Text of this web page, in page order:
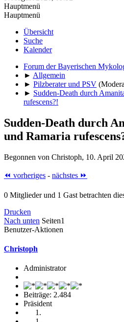
Hauptmenü
Hauptmenü
Übersicht
Suche
Kalender
Forum der Bayerischen
► Allgemein
► Pilzberater und PSV
► Sudden-Death durch
rufescens?!
Sudden-Death durch
und Ramaria
Begonnen von Christoph, 10. April
⏪ vorheriges - nächstes ⏩
0 Mitglieder und 1 Gast betrachten
Drucken
Nach unten Seiten1
Benutzer-Aktionen
Christoph
Administrator
Beiträge: 2.484
Präsident